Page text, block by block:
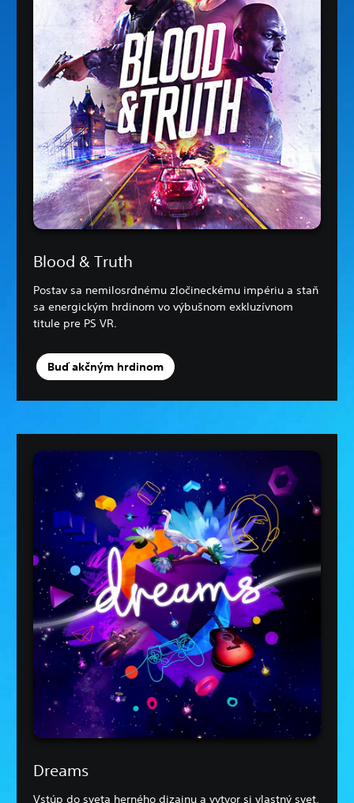
Blood & Truth
Postav sa nemilosrdnému zločineckému impériu a staň
sa energickým hrdinom vo výbušnom exkluzívnom
titule pre PS VR.
Buď akčným hrdinom
Dreams
Vstúp do sveta herného dizajnu a vytvor si vlastný svet,